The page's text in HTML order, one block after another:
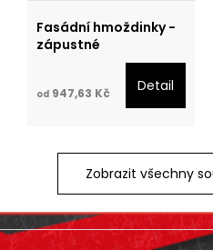
Fasádní hmoždinky -
zápustné
od 947,63 Kč Detail
Zobrazit všechny
Z